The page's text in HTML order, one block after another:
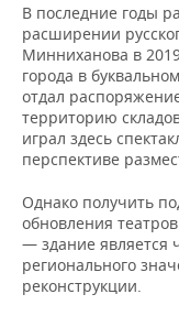
В последние годы
расширении
Минниханова в
города в
отдал
территорию
играл здесь
перспективе
Однако получить
обновления
— здание является
регионального
реконструкции.